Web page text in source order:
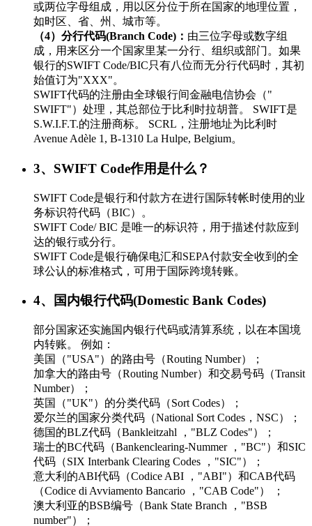
或两位字母组成，用以区分位于所在国家的地理位置，
如时区、省、州、城市等。
（4）分行代码(Branch Code)： 由三位字母或数字组
成，用来区分一个国家里某一分行、组织或部门。如果
银行的SWIFT Code/BIC只有八位而无分行代码时，其初
始值订为"XXX"。
SWIFT代码的注册由全球银行间金融电信协会（"
SWIFT"）处理，其总部位于比利时拉胡普。 SWIFT是
S.W.I.F.T.的注册商标。 SCRL，注册地址为比利时
Avenue Adèle 1, B-1310 La Hulpe, Belgium。
3、SWIFT Code作用是什么？
SWIFT Code是银行和付款方在进行国际转帐时使用的业
务标识符代码（BIC）。
SWIFT Code/ BIC 是唯一的标识符，用于描述付款应到
达的银行或分行。
SWIFT Code是银行确保电汇和SEPA付款安全收到的全
球公认的标准格式，可用于国际跨境转账。
4、国内银行代码(Domestic Bank Codes)
部分国家还实施国内银行代码或清算系统，以在本国境
内转账。 例如：
美国（"USA"）的路由号（Routing Number）；
加拿大的路由号（Routing Number）和交易号码（Transit
Number）；
英国（"UK"）的分类代码（Sort Codes）；
爱尔兰的国家分类代码（National Sort Codes，NSC）；
德国的BLZ代码（Bankleitzahl ，"BLZ Codes"）；
瑞士的BC代码（Bankenclearing-Nummer ，"BC"）和SIC
代码（SIX Interbank Clearing Codes ，"SIC"）；
意大利的ABI代码（Codice ABI ，"ABI"）和CAB代码
（Codice di Avviamento Bancario ，"CAB Code"） ；
澳大利亚的BSB编号（Bank State Branch ，"BSB
number"）；